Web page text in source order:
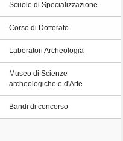
Scuole di Specializzazione
Corso di Dottorato
Laboratori Archeologia
Museo di Scienze
archeologiche e d'Arte
Bandi di concorso